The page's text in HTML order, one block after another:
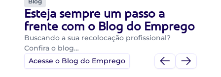
Esteja sempre um passo a
frente com o Blog do Emprego
Buscando a sua recolocação profissional?
Confira o blog…
Acesse o Blog do Emprego